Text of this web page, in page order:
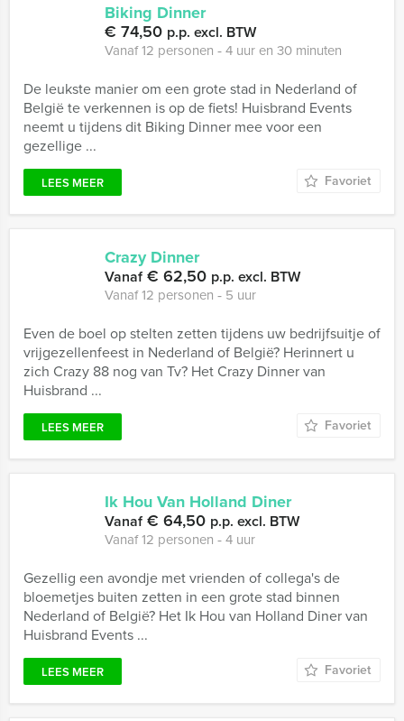
Biking Dinner
€ 74,50 p.p. excl. BTW
Vanaf 12 personen ‐ 4 uur en 30 minuten
De leukste manier om een grote stad in Nederland of
België te verkennen is op de fiets! Huisbrand Events
neemt u tijdens dit Biking Dinner mee voor een
gezellige ...
LEES MEER Favoriet
Crazy Dinner
Vanaf€ 62,50 p.p. excl. BTW
Vanaf 12 personen ‐ 5 uur
Even de boel op stelten zetten tijdens uw bedrijfsuitje of
vrijgezellenfeest in Nederland of België? Herinnert u
zich Crazy 88 nog van Tv? Het Crazy Dinner van
Huisbrand ...
LEES MEER Favoriet
Ik Hou Van Holland Diner
Vanaf€ 64,50 p.p. excl. BTW
Vanaf 12 personen ‐ 4 uur
Gezellig een avondje met vrienden of collega's de
bloemetjes buiten zetten in een grote stad binnen
Nederland of België? Het Ik Hou van Holland Diner van
Huisbrand Events ...
LEES MEER Favoriet